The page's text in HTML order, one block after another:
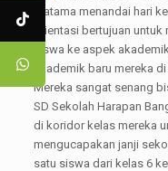
Pratama menandai hari
orientasi bertujuan
siswa ke aspek
akademik baru mereka
Mereka sangat senang
SD Sekolah Harapan
di koridor kelas mereka
mengucapakan janji
satu siswa dari kelas 6